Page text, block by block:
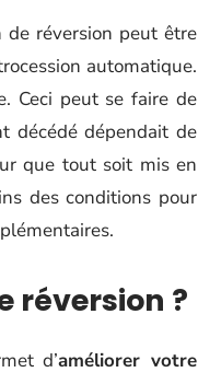
réversion peut être
automatique.
Ceci peut se faire de
décédé dépendait de
que tout soit mis en
des conditions pour
réversion ?
d’améliorer votre